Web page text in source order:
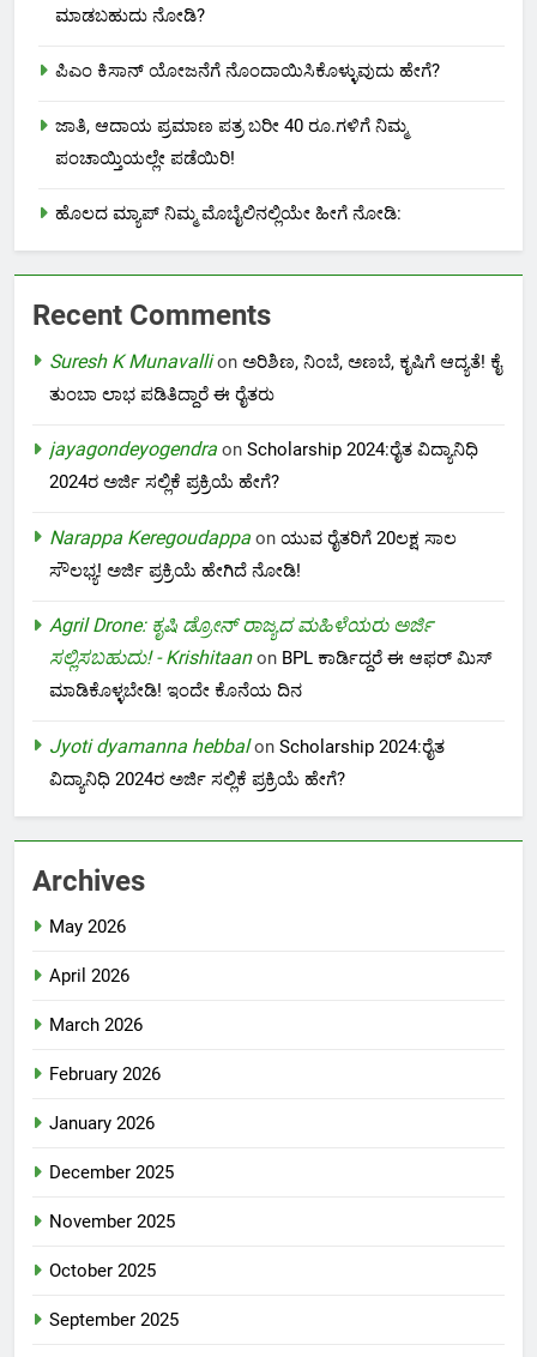
ಮಾಡಬಹುದು ನೋಡಿ?
ಪಿಎಂ ಕಿಸಾನ್ ಯೋಜನೆಗೆ ನೊಂದಾಯಿಸಿಕೊಳ್ಳುವುದು ಹೇಗೆ?
ಜಾತಿ, ಆದಾಯ ಪ್ರಮಾಣ ಪತ್ರ ಬರೀ 40 ರೂ.ಗಳಿಗೆ ನಿಮ್ಮ
ಪಂಚಾಯ್ತಿಯಲ್ಲೇ ಪಡೆಯಿರಿ!
ಹೊಲದ ಮ್ಯಾಪ್ ನಿಮ್ಮ ಮೊಬೈಲಿನಲ್ಲಿಯೇ ಹೀಗೆ ನೋಡಿ:
Recent Comments
Suresh K Munavallion ಅರಿಶಿಣ, ನಿಂಬೆ, ಅಣಬೆ, ಕೃಷಿಗೆ ಆದ್ಯತೆ! ಕೈ
ತುಂಬಾ ಲಾಭ ಪಡಿತಿದ್ದಾರೆ ಈ ರೈತರು
jayagondeyogendra on Scholarship 2024:ರೈತ ವಿದ್ಯಾನಿಧಿ
2024ರ ಅರ್ಜಿ ಸಲ್ಲಿಕೆ ಪ್ರಕ್ರಿಯೆ ಹೇಗೆ?
Narappa Keregoudappa on ಯುವ ರೈತರಿಗೆ 20ಲಕ್ಷ ಸಾಲ
ಸೌಲಭ್ಯ! ಅರ್ಜಿ ಪ್ರಕ್ರಿಯೆ ಹೇಗಿದೆ ನೋಡಿ!
Agril Drone: ಕೃಷಿ ಡ್ರೋನ್ ರಾಜ್ಯದ ಮಹಿಳೆಯರು ಅರ್ಜಿ
ಸಲ್ಲಿಸಬಹುದು! - Krishitaanon BPL ಕಾರ್ಡಿದ್ದರೆ ಈ ಆಫರ್ ಮಿಸ್
ಮಾಡಿಕೊಳ್ಳಬೇಡಿ! ಇಂದೇ ಕೊನೆಯ ದಿನ
Jyoti dyamanna hebbalon Scholarship 2024:ರೈತ
ವಿದ್ಯಾನಿಧಿ 2024ರ ಅರ್ಜಿ ಸಲ್ಲಿಕೆ ಪ್ರಕ್ರಿಯೆ ಹೇಗೆ?
Archives
May 2026
April 2026
March 2026
February 2026
January 2026
December 2025
November 2025
October 2025
September 2025